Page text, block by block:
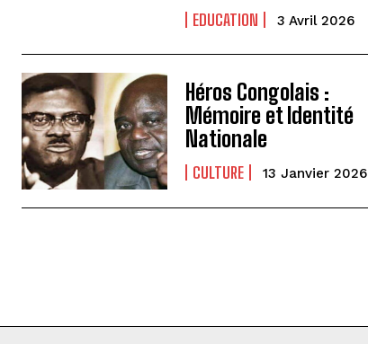
EDUCATION 3 Avril 2026
Héros Congolais :
Mémoire et Identité
Nationale
CULTURE 13 Janvier 2026